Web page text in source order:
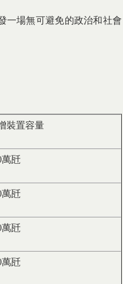
一場無可避免的政治和社會
裝置容量
萬瓩
萬瓩
萬瓩
萬瓩